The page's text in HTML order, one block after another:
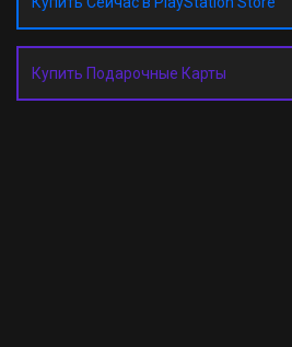
Купить Подарочные Карты